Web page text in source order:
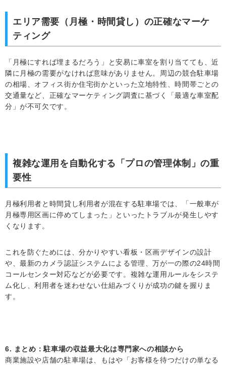
エリア需要（月極・時間貸し）の正確なマーケ
ティング
「月極にすれば埋まるだろう」と安易に車室を割り当てても、近
隣に月極の需要がなければ意味がありません。周辺の競合駐車場
の相場、オフィス街か住宅街かといった立地特性、時間帯ごとの
交通量など、正確なマーケティング調査に基づく「最適な車室配
分」が不可欠です。
複雑な運用を自動化する「プロの管理体制」の重
要性
月極利用者と時間貸し利用者が混在する駐車場では、「一般車が
月極専用区画に停めてしまった」といったトラブルが発生しやす
くなります。
これを防ぐためには、分かりやすい看板・区画デザインの設計
や、最新のカメラ認証システムによる管理、万が一の際の24時間
コールセンター対応などが必要です。複雑な運用ルールをシステ
ム化し、利用者を迷わせない仕組みづくりが成功の鍵を握りま
す。
6. まとめ：駐車場の収益最大化は専門家への相談から
商業施設や店舗の駐車場は、もはや「お客様を待つだけの単なる